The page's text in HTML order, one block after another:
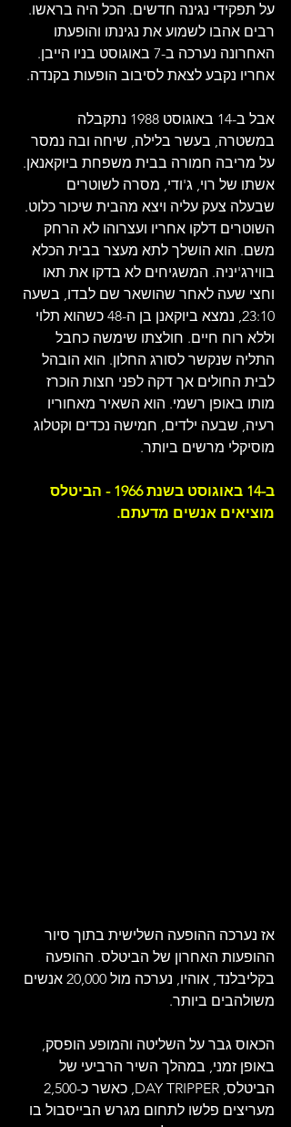
על תפקידי נגינה חדשים. הכל היה בראשו.
רבים אהבו לשמוע את נגינתו והופעתו
האחרונה נערכה ב-7 באוגוסט בניו הייבן.
אחריו נקבע לצאת לסיבוב הופעות בקנדה.
אבל ב-14 באוגוסט 1988 נתקבלה
במשטרה, בעשר בלילה, שיחה ובה נמסר
על מריבה חמורה בבית משפחת ביוקאנאן.
אשתו של רוי, ג'ודי, מסרה לשוטרים
שבעלה צעק עליה ויצא מהבית שיכור כלוט.
השוטרים דלקו אחריו ועצרוהו לא הרחק
משם. הוא הושלך לתא מעצר בבית הכלא
בווירג'יניה. המשגיחים לא בדקו את תאו
וחצי שעה לאחר שהושאר שם לבדו, בשעה
23:10, נמצא ביוקאנן בן ה-48 כשהוא תלוי
וללא רוח חיים. חולצתו שימשה כחבל
התליה שנקשר לסורג החלון. הוא הובהל
לבית החולים אך דקה לפני חצות הוכרז
מותו באופן רשמי. הוא השאיר מאחוריו
רעיה, שבעה ילדים, חמישה נכדים וקטלוג
מוסיקלי מרשים ביותר.
ב-14 באוגוסט בשנת 1966 - הביטלס
מוציאים אנשים מדעתם.
אז נערכה ההופעה השלישית בתוך סיור
ההופעות האחרון של הביטלס. ההופעה
בקליבלנד, אוהיו, נערכה מול 20,000 אנשים
משולהבים ביותר.
הכאוס גבר על השליטה והמופע הופסק,
באופן זמני, במהלך השיר הרביעי של
מעריצים פלשו לתחום מגרש הבייסבול בו